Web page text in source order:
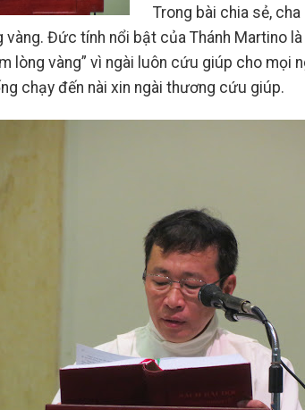
Trong bài chia sẻ,
Đức tính nổi bật của Thánh Martino
lòng vàng” vì ngài luôn cứu giúp cho mọi
chạy đến nài xin ngài thương cứu giúp.